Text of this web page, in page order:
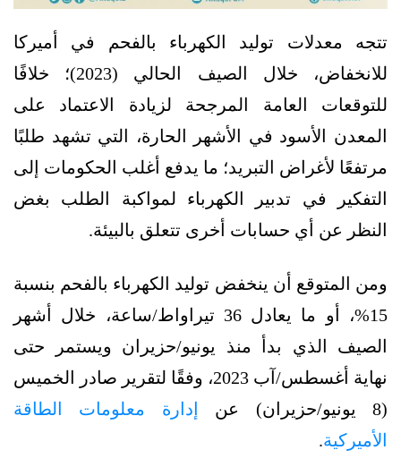
تتجه معدلات توليد الكهرباء بالفحم في أميركا
للانخفاض، خلال الصيف الحالي (2023)؛ خلافًا
للتوقعات العامة المرجحة لزيادة الاعتماد على
المعدن الأسود في الأشهر الحارة، التي تشهد طلبًا
مرتفعًا لأغراض التبريد؛ ما يدفع أغلب الحكومات إلى
التفكير في تدبير الكهرباء لمواكبة الطلب بغض
النظر عن أي حسابات أخرى تتعلق بالبيئة.
ومن المتوقع أن ينخفض توليد الكهرباء بالفحم بنسبة
15%، أو ما يعادل 36 تيراواط/ساعة، خلال أشهر
الصيف الذي بدأ منذ يونيو/حزيران ويستمر حتى
نهاية أغسطس/آب 2023، وفقًا لتقرير صادر الخميس
(8 يونيو/حزيران) عن
إدارة معلومات الطاقة
الأميركية.